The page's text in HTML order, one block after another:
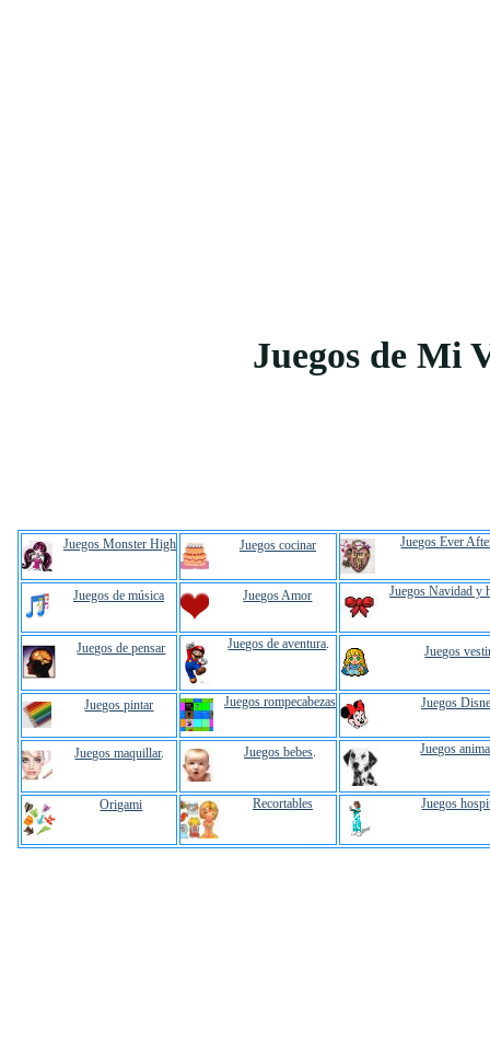
Juegos de Mi
Juegos Monster High Juegos cocinar Juegos Ever
Juegos de música Juegos Amor Juegos Navidad y
Juegos de pensar Juegos de aventura. Juegos
Juegos pintar Juegos rompecabezas Juegos
Juegos maquillar. Juegos bebes. Juegos
Origami Recortables Juegos